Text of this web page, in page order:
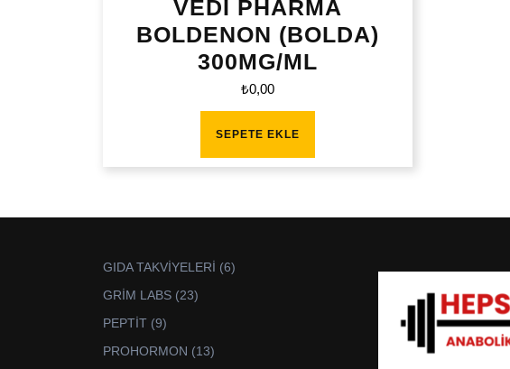
VEDİ PHARMA
BOLDENON (BOLDA)
300MG/ML
₺0,00
SEPETE EKLE
GIDA TAKVİYELERİ 66
GRİM LABS 2323
PEPTİT 99
PROHORMON 1313